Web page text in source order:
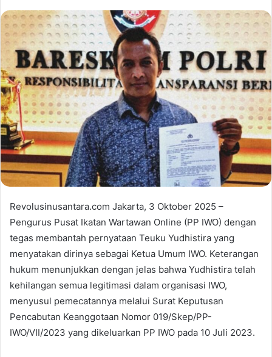
Revolusinusantara.com Jakarta, 3 Oktober 2025 –
Pengurus Pusat Ikatan Wartawan Online (PP IWO) dengan
tegas membantah pernyataan Teuku Yudhistira yang
menyatakan dirinya sebagai Ketua Umum IWO. Keterangan
hukum menunjukkan dengan jelas bahwa Yudhistira telah
kehilangan semua legitimasi dalam organisasi IWO,
menyusul pemecatannya melalui Surat Keputusan
Pencabutan Keanggotaan Nomor 019/Skep/PP-
IWO/VII/2023 yang dikeluarkan PP IWO pada 10 Juli 2023.